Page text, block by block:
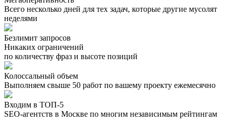
Всего несколько дней для тех задач, которые другие мусолят
неделями
Безлимит запросов
Никаких ограничений
по количеству фраз и высоте позиций
Колоссальный объем
Выполняем свыше 50 работ по вашему проекту ежемесячно
Входим в ТОП-5
SEO-агентств в Москве по многим независимым рейтингам